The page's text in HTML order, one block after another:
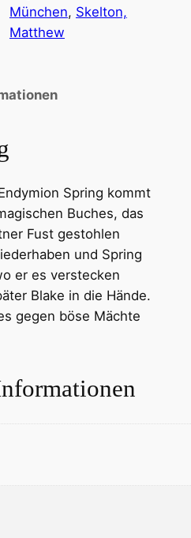
München, Skelton,
Matthew
Spring kommt
Buches, das
Fust gestohlen
und Spring
er es verstecken
Blake in die Hände.
gegen böse Mächte